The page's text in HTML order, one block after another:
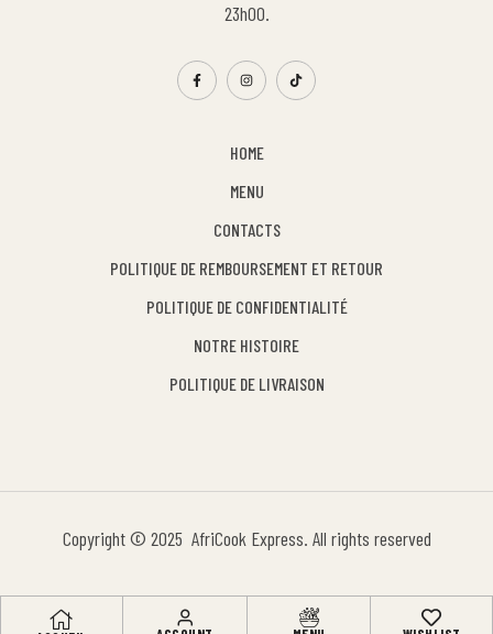
HOME
MENU
CONTACTS
POLITIQUE DE REMBOURSEMENT ET RETOUR
POLITIQUE DE CONFIDENTIALITÉ
NOTRE HISTOIRE
POLITIQUE DE LIVRAISON
23h00.
Copyright © 2025 AfriCook Express. All rights reserved